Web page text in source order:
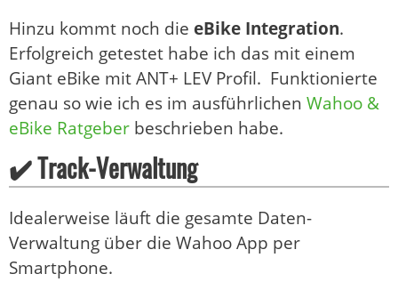
Hinzu kommt noch die eBike Integration.
Erfolgreich getestet habe ich das mit einem
Giant eBike mit ANT+ LEV Profil. Funktionierte
genau so wie ich es im ausführlichen Wahoo &
eBike Ratgeber beschrieben habe.
✔️ Track-Verwaltung
Idealerweise läuft die gesamte Daten-
Verwaltung über die Wahoo App per
Smartphone.